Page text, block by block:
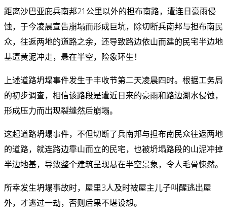
距离沙巴亚庇兵南邦21公里以外的担布南路，遭连日豪雨侵
蚀，于今凌晨宣告崩塌而形成巨坑，除切断兵南邦与担布南民
众，往返两地的道路之余，还导致路边依山而建的民宅半边地
基遭黄泥冲走，悬在半空，险象环生！
上述道路坍塌事件发生于丰收节第二天凌晨四时。根据工务局
的初步调查，相信该路段是遭近日来的豪雨和路边湖水侵蚀，
形成压力而出现裂缝然后崩塌。
这起道路坍塌事件，不但切断了兵南邦与担布南民众往返两地
的道路，就连路边靠山而立的民宅，也被坍塌路段的山泥冲掉
半边地基，导致整个建筑呈现悬在半空景象，令人毛骨悚然。
所幸发生坍塌事故时，屋里3人及时被屋主儿子叫醒逃出屋
外，才逃过一劫，否则后果不堪设想。